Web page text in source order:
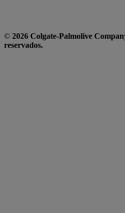
© 2026 Colgate-Palmolive
reservados.